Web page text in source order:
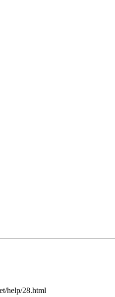
help/28.html